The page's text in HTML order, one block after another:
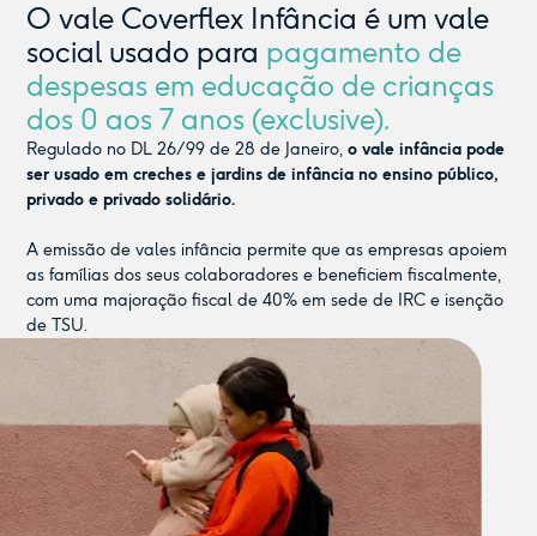
O vale Coverflex Infância é um vale
social usado para pagamento de
despesas em educação de crianças
dos 0 aos 7 anos (exclusive).
Regulado no DL 26/99 de 28 de Janeiro,o vale infância pode
ser usado em creches e jardins de infância no ensino público,
privado e privado solidário.
A emissão de vales infância permite que as empresas apoiem
as famílias dos seus colaboradores e beneficiem fiscalmente,
com uma majoração fiscal de 40% em sede de IRC e isenção
de TSU.